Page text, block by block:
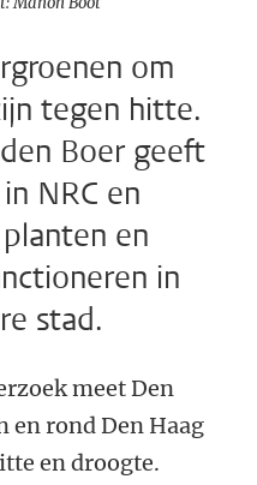
om
tegen hitte.
Boer geeft
NRC en
en
in
stad.
meet Den
en rond Den Haag
en droogte.